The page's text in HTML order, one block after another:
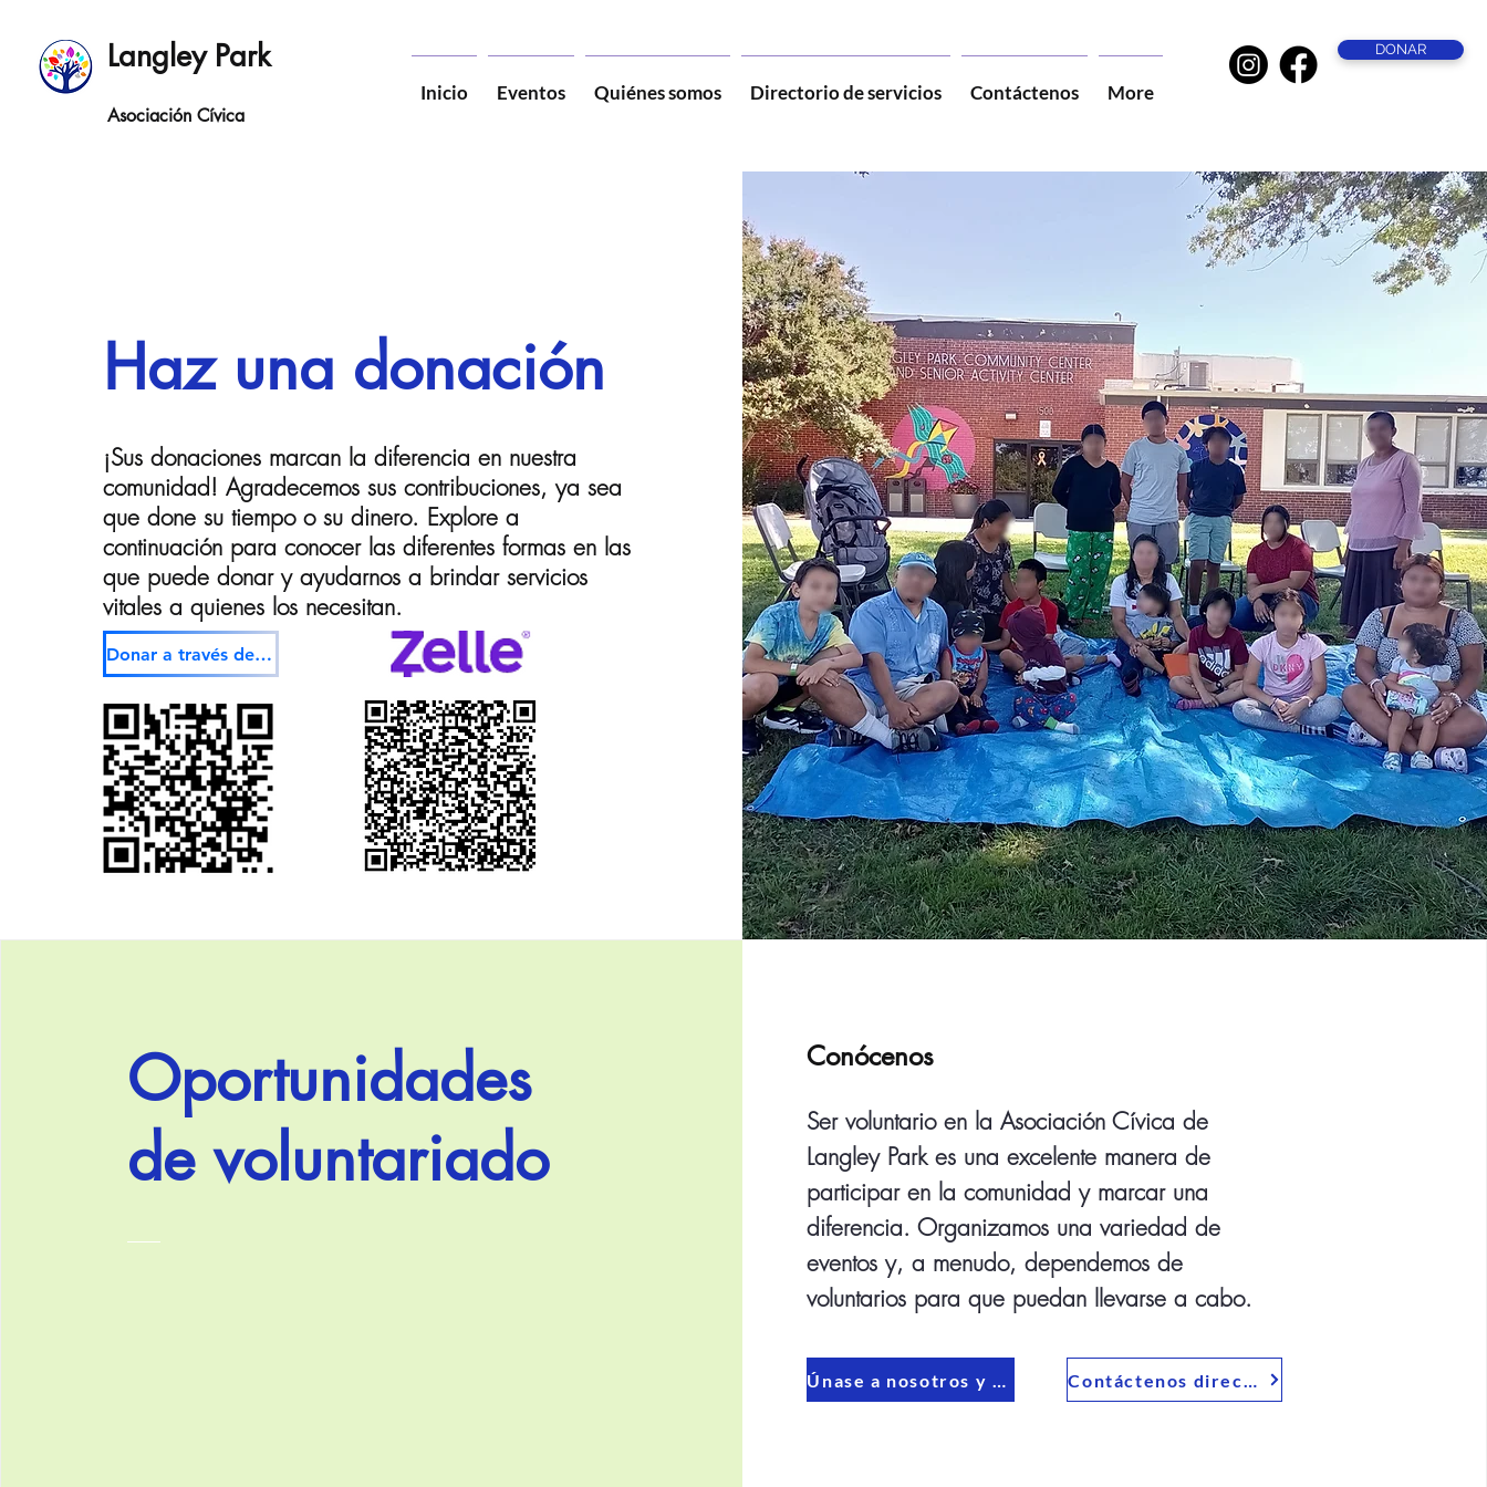
Langley Park
Asociación Cívica
Inicio Eventos Quiénes somos Directorio de servicios Contáctenos More
DONAR
Haz una donación
¡Sus donaciones marcan la diferencia en nuestra
comunidad! Agradecemos sus contribuciones, ya sea
que done su tiempo o su dinero. Explore a
continuación para conocer las diferentes formas en las
que puede donar y ayudarnos a brindar servicios
vitales a quienes los necesitan.
Donar a través de Paypal
Oportunidades
de voluntariado
Conócenos
Ser voluntario en la Asociación Cívica de
Langley Park es una excelente manera de
participar en la comunidad y marcar una
diferencia. Organizamos una variedad de
eventos y, a menudo, dependemos de
voluntarios para que puedan llevarse a cabo.